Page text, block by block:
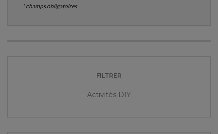
* champs obligatoires
FILTRER
Activités DIY